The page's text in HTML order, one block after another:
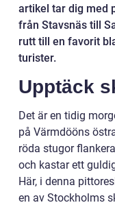
artikel tar dig med
från Stavsnäs till
rutt till en favorit
turister.
Upptäck
Det är en tidig
på Värmdööns
röda stugor
och kastar ett
Här, i denna
en av Stockholms